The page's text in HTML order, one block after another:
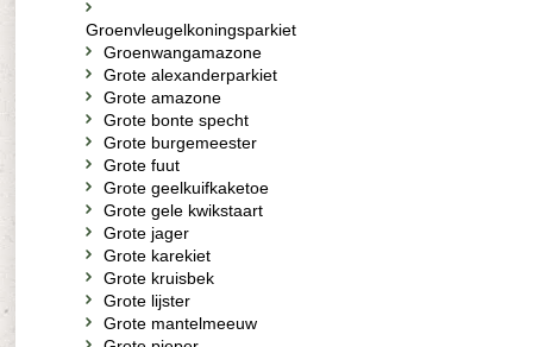
Groenvleugelkoningsparkiet
Groenwangamazone
Grote alexanderparkiet
Grote amazone
Grote bonte specht
Grote burgemeester
Grote fuut
Grote geelkuifkaketoe
Grote gele kwikstaart
Grote jager
Grote karekiet
Grote kruisbek
Grote lijster
Grote mantelmeeuw